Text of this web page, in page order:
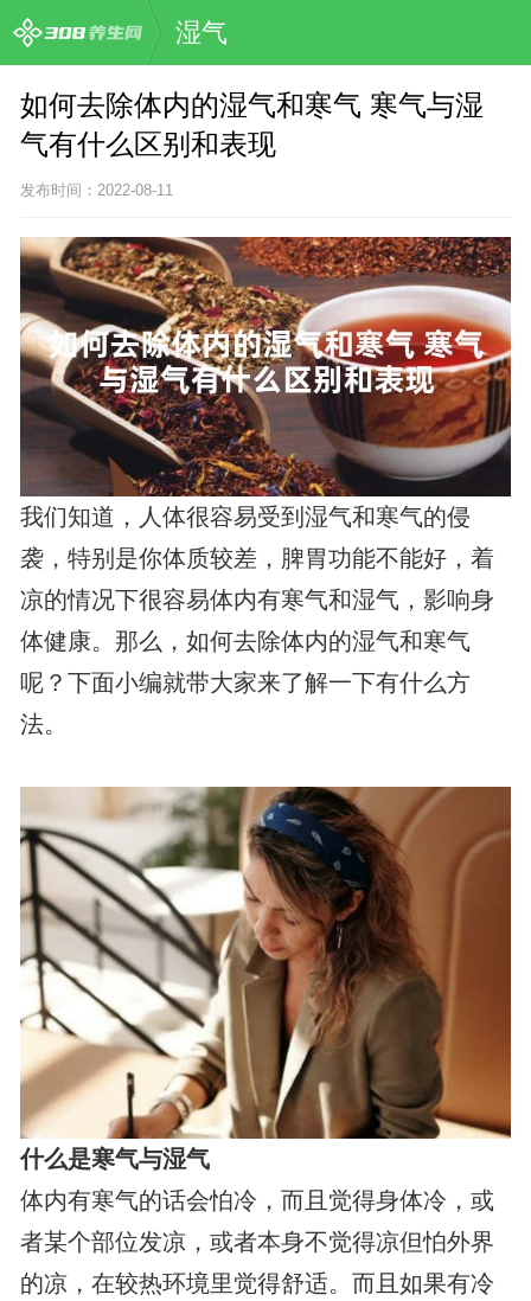
湿气
如何去除体内的湿气和寒气 寒气与湿
气有什么区别和表现
发布时间：2022-08-11
我们知道，人体很容易受到湿气和寒气的侵
袭，特别是你体质较差，脾胃功能不能好，着
凉的情况下很容易体内有寒气和湿气，影响身
体健康。那么，如何去除体内的湿气和寒气
呢？下面小编就带大家来了解一下有什么方
法。
什么是寒气与湿气
体内有寒气的话会怕冷，而且觉得身体冷，或
者某个部位发凉，或者本身不觉得凉但怕外界
的凉，在较热环境里觉得舒适。而且如果有冷